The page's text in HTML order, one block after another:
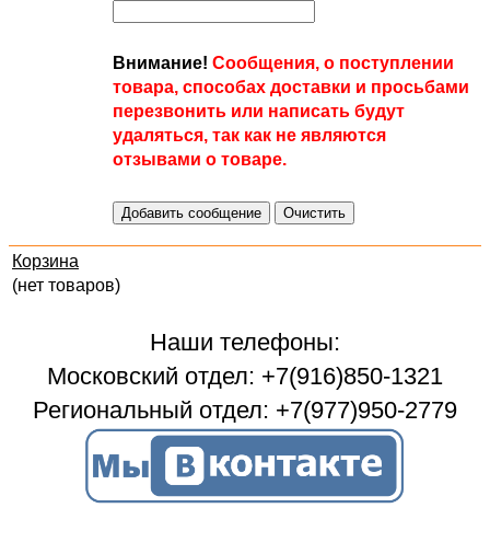
Внимание! Сообщения, о поступлении
товара, способах доставки и просьбами
перезвонить или написать будут
удаляться, так как не являются
отзывами о товаре.
Корзина
(нет товаров)
Наши телефоны:
Московский отдел: +7(916)850-1321
Региональный отдел: +7(977)950-2779